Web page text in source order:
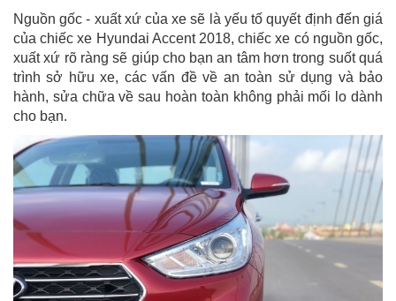
Nguồn gốc - xuất xứ của xe sẽ là yếu tố quyết định đến giá
của chiếc xe Hyundai Accent 2018, chiếc xe có nguồn gốc,
xuất xứ rõ ràng sẽ giúp cho bạn an tâm hơn trong suốt quá
trình sở hữu xe, các vấn đề về an toàn sử dụng và bảo
hành, sửa chữa về sau hoàn toàn không phải mối lo dành
cho bạn.